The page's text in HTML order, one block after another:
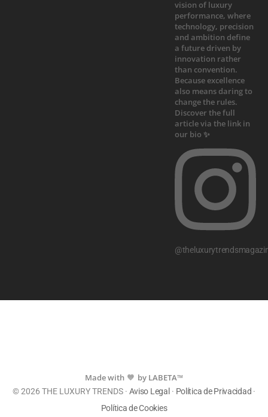
Made with 💙 by LABETA™
© 2026 THE LUXURY TRENDS · Aviso Legal· Política de Privacidad ·
Política de Cookies